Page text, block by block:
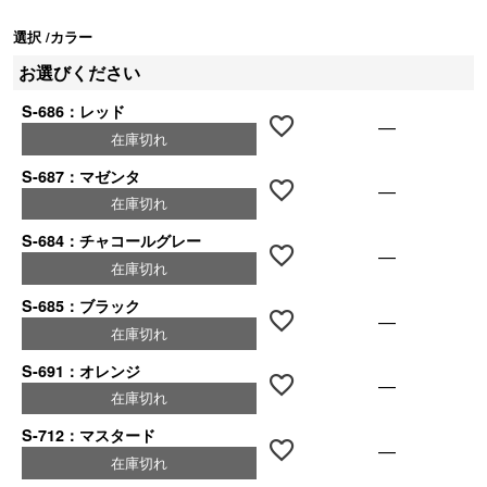
選択 カラー
お選びください
S-686：レッド
在庫切れ —
S-687：マゼンタ
在庫切れ —
S-684：チャコールグレー
在庫切れ —
S-685：ブラック
在庫切れ —
S-691：オレンジ
在庫切れ —
S-712：マスタード
在庫切れ —